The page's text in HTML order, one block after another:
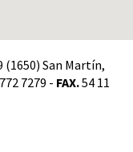
(1650) San Martín,
7279 - FAX.54 11